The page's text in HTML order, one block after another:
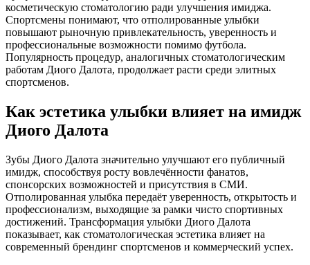
косметическую стоматологию ради улучшения имиджа.
Спортсмены понимают, что отполированные улыбки
повышают рыночную привлекательность, уверенность и
профессиональные возможности помимо футбола.
Популярность процедур, аналогичных стоматологическим
работам Диого Далота, продолжает расти среди элитных
спортсменов.
Как эстетика улыбки влияет на имидж
Диого Далота
Зубы Диого Далота значительно улучшают его публичный
имидж, способствуя росту вовлечённости фанатов,
спонсорских возможностей и присутствия в СМИ.
Отполированная улыбка передаёт уверенность, открытость и
профессионализм, выходящие за рамки чисто спортивных
достижений. Трансформация улыбки Диого Далота
показывает, как стоматологическая эстетика влияет на
современный брендинг спортсменов и коммерческий успех.